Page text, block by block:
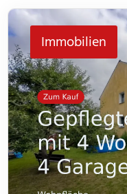
Immobilien